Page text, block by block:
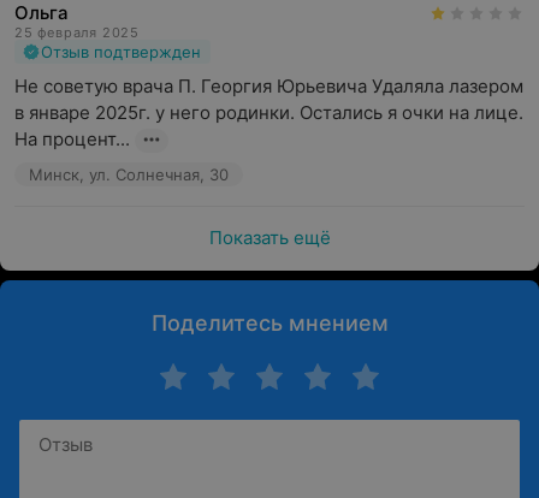
Ольга
25 февраля 2025
Отзыв подтвержден
Не советую врача П. Георгия Юрьевича Удаляла лазером
в январе 2025г. у него родинки. Остались я очки на лице.
На процент...
Минск, ул. Солнечная, 30
Показать ещё
Поделитесь мнением